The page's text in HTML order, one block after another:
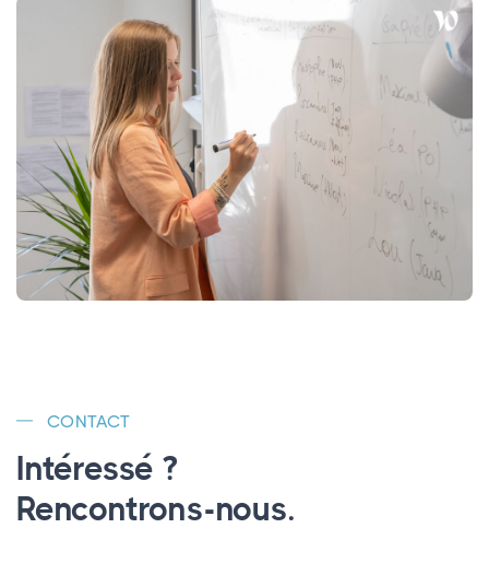
CONTACT
Intéressé ?
Rencontrons-nous.